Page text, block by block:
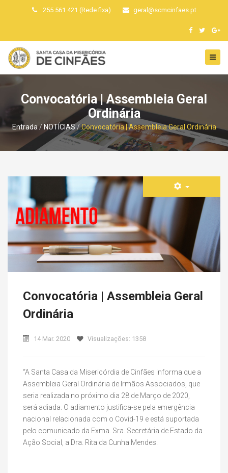
255 561 421 (Rede fixa) geral @scmcinfaes.pt
Convocatória | Assembleia Geral
Ordinária
Entrada NOTÍCIAS Convocatória | Assembleia Geral Ordinária
Convocatória | Assembleia Geral
Ordinária
14 Mar. 2020 Visualizações: 1358
“A Santa Casa da Misericórdia de Cinfães informa que a
Assembleia Geral Ordinária de Irmãos Associados, que
seria realizada no próximo dia 28 de Março de 2020,
será adiada. O adiamento justifica-se pela emergência
nacional relacionada com o Covid-19 e está suportada
pelo comunicado da Exma. Sra. Secretária de Estado da
Ação Social, a Dra. Rita da Cunha Mendes.